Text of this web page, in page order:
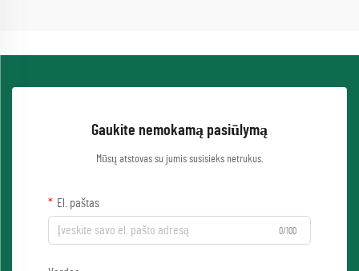
Gaukite nemokamą pasiūlymą
Mūsų atstovas su jumis susisieks netrukus.
El. paštas
0/100